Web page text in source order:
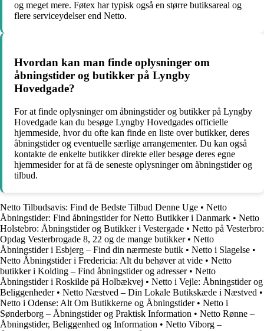
og meget mere. Føtex har typisk også en større butiksareal og
flere serviceydelser end Netto.
Hvordan kan man finde oplysninger om
åbningstider og butikker på Lyngby
Hovedgade?
For at finde oplysninger om åbningstider og butikker på Lyngby
Hovedgade kan du besøge Lyngby Hovedgades officielle
hjemmeside, hvor du ofte kan finde en liste over butikker, deres
åbningstider og eventuelle særlige arrangementer. Du kan også
kontakte de enkelte butikker direkte eller besøge deres egne
hjemmesider for at få de seneste oplysninger om åbningstider og
tilbud.
Netto Tilbudsavis: Find de Bedste Tilbud Denne Uge • Netto
Åbningstider: Find åbningstider for Netto Butikker i Danmark • Netto
Holstebro: Åbningstider og Butikker i Vestergade • Netto på Vesterbro:
Opdag Vesterbrogade 8, 22 og de mange butikker• Netto
Åbningstider i Esbjerg – Find din nærmeste butik • Netto i Slagelse •
Netto Åbningstider i Fredericia: Alt du behøver at vide • Netto
butikker i Kolding – Find åbningstider og adresser• Netto
Åbningstider i Roskilde på Holbækvej • Netto i Vejle: Åbningstider og
Beliggenheder• Netto Næstved – Din Lokale Butikskæde i Næstved •
Netto i Odense: Alt Om Butikkerne og Åbningstider• Netto i
Sønderborg – Åbningstider og Praktisk Information • Netto Rønne –
Åbningstider, Beliggenhed og Information • Netto Viborg –